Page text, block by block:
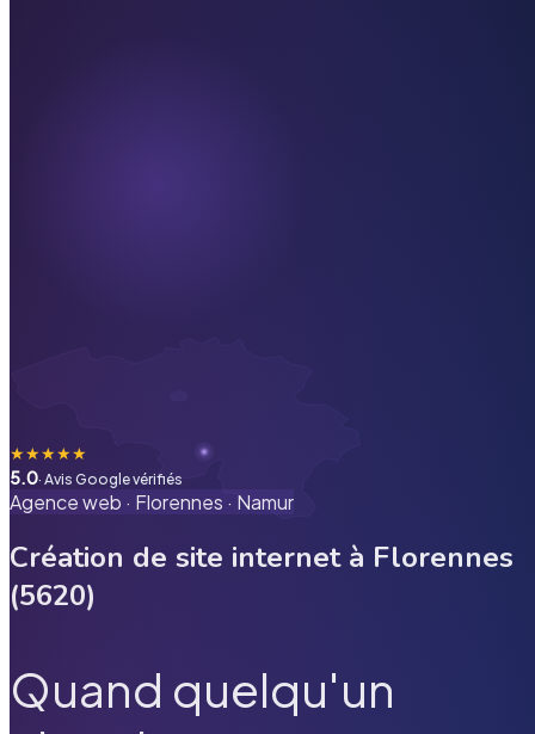
★★★★★
5.0· Avis Google vérifiés
Agence web · Florennes · Namur
Création de site internet à Florennes
(5620)
Quand quelqu'un